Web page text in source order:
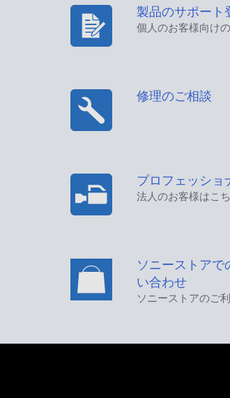
製品のサポート
個人のお客様向け
修理のご相談
プロフェッシ
法人のお客様はこ
ソニーストアで
い合わせ
ソニーストアのご